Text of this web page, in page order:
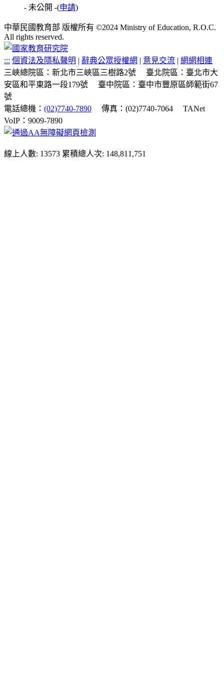
- 未公開 -(申請)
中華民國教育部 版權所有 ©2024 Ministry of Education, R.O.C.
All rights reserved.
::: 個資法及隱私聲明 | 辭典公眾授權網 | 意見交流 | 網網相連
三峽總院區：新北市三峽區三樹路2號
臺北院區：臺北市大
安區和平東路一段179號
臺中院區：臺中市豐原區師範街67
號
電話總機： (02)7740-7890 傳真：(02)7740-7064
TANet
VoIP：9009-7890
線上人數: 13573 累積總人次: 148,811,751